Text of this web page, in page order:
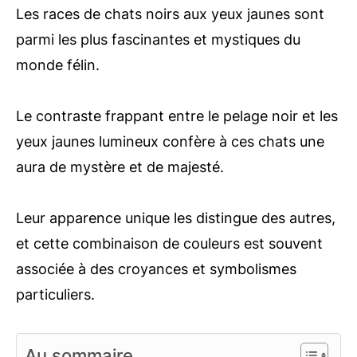
Les races de chats noirs aux yeux jaunes sont
parmi les plus fascinantes et mystiques du
monde félin.
Le contraste frappant entre le pelage noir et les
yeux jaunes lumineux confère à ces chats une
aura de mystère et de majesté.
Leur apparence unique les distingue des autres,
et cette combinaison de couleurs est souvent
associée à des croyances et symbolismes
particuliers.